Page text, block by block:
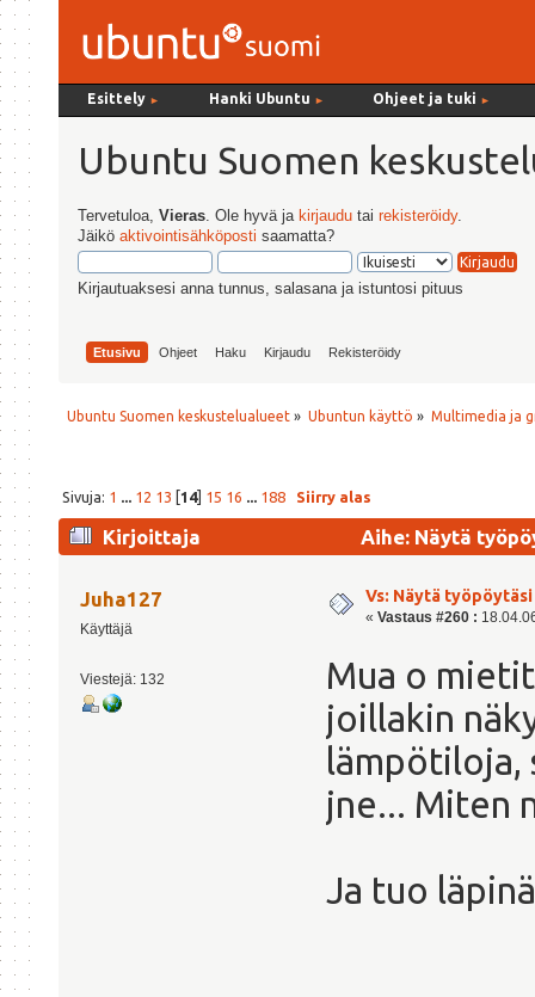
Esittely ► Hanki Ubuntu ► Ohjeet ja tuki ►
Ubuntu Suomen
Tervetuloa,Vieras . Ole hyvä ja kirjaudu tairekisteröidy.
Jäiköaktivointisähköposti saamatta?
Kirjautuaksesi anna tunnus, salasana ja istuntosi pituus
Etusivu Ohjeet Haku Kirjaudu Rekisteröidy
Ubuntu Suomen keskustelualueet » Ubuntun käyttö » Multimedia ja
Sivuja: 1 ... 12 13 [14] 15 16 ... 188 Siirry alas
Kirjoittaja Aihe: Näytä
Juha127
Käyttäjä
Viestejä: 132
Vs: Näytä työpöytäsi
« Vastaus #260 :
Mua o
joillakin
lämpötiloja,
jne... Miten
Ja tuo